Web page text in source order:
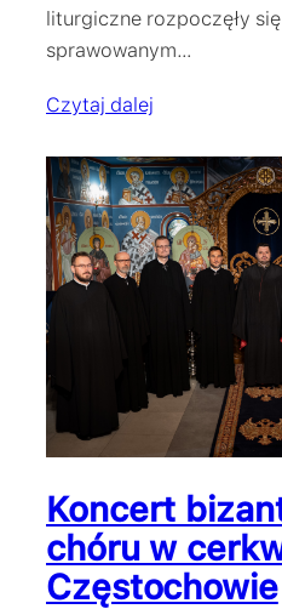
liturgiczne rozpoczęły
sprawowanym…
Czytaj dalej
Koncert
chóru w
Częstochowie